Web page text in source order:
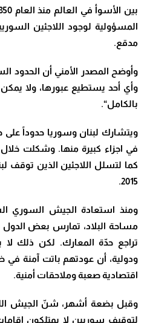
المسؤولية لوجود اللاجئين
مدقع.
وأوضح المصدر الأمني أن الحدود
وأي أحد يستطيع عبورها، ولا
بالكامل“.
في اجزاء كبيرة منها. وشكلت خلال
كما لتسلل اللاجئين الذين توقف
2015
.
ومنذ استعادة الجيش السوري
مساحة البلاد، تمارس بعض الدول
تراجع حدّة المعارك. لكن ذلك
ودولية، أن عودتهم باتت آمنة في
اقتصادية صعبة وملاحقات أمنية.
وقبل بضعة أشهر، شنّ الجيش
لتوقيف سوريين لا يمتلكون